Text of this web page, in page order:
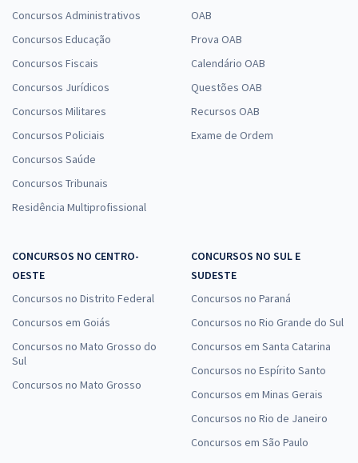
Concursos Administrativos
Concursos Educação
Concursos Fiscais
Concursos Jurídicos
Concursos Militares
Concursos Policiais
Concursos Saúde
Concursos Tribunais
Residência Multiprofissional
OAB
Prova OAB
Calendário OAB
Questões OAB
Recursos OAB
Exame de Ordem
CONCURSOS NO CENTRO-
OESTE
Concursos no Distrito Federal
Concursos em Goiás
Concursos no Mato Grosso do
Sul
Concursos no Mato Grosso
CONCURSOS NO SUL E
SUDESTE
Concursos no Paraná
Concursos no Rio Grande do Sul
Concursos em Santa Catarina
Concursos no Espírito Santo
Concursos em Minas Gerais
Concursos no Rio de Janeiro
Concursos em São Paulo